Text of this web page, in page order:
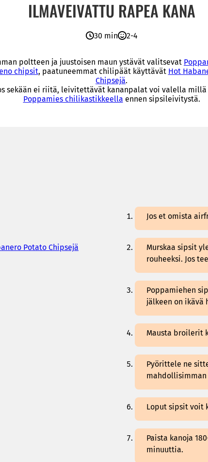
ILMAVEIVATTU RAPEA KANA
30 min 2-4
poltteen ja juustoisen maun ystävät valitsevat
chipsit, paatuneemmat chilipäät käyttävät Hot
Chipsejä.
sekään ei riitä, leivitettävät kananpalat voi valella millä
Poppamies chilikastikkeella ennen sipsileivitystä.
Potato Chipsejä
Jos et omista
Murskaa sipsit
rouheeksi. Jos
Poppamiehen
jälkeen on ikävä
Mausta broilerit
Pyörittele ne
Loput sipsit voit
Paista kanoja
minuuttia.